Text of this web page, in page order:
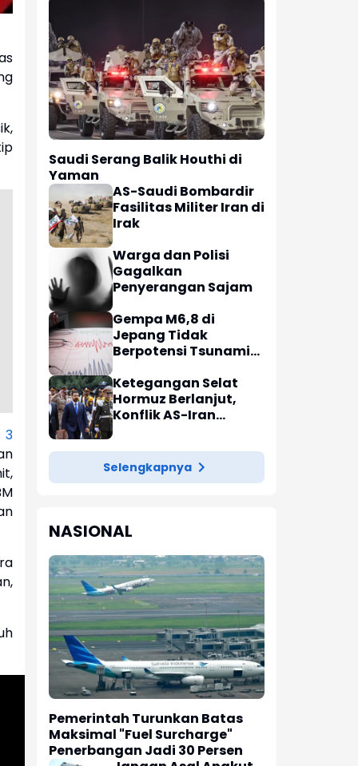
3
Saudi Serang Balik Houthi di
Yaman
AS-Saudi Bombardir
Fasilitas Militer Iran di
Irak
Warga dan Polisi
Gagalkan
Penyerangan Sajam
Gempa M6,8 di
Jepang Tidak
Berpotensi Tsunami
Ketegangan Selat
Hormuz Berlanjut,
Konflik AS-Iran
Meroket
Selengkapnya
NASIONAL
Pemerintah Turunkan Batas
Maksimal "Fuel Surcharge"
Penerbangan Jadi 30 Persen